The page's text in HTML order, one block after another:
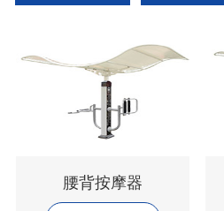
腰背按摩器